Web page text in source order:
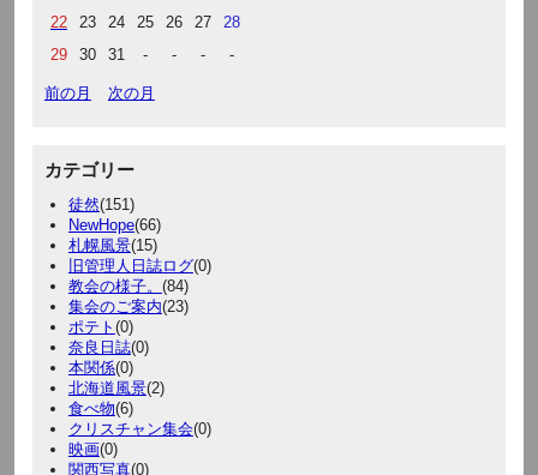
22
23 24 25 26 27
28
29
30 31 - - - -
前の月 次の月
カテゴリー
徒然(151)
NewHope(66)
札幌風景(15)
旧管理人日誌ログ(0)
教会の様子。 (84)
集会のご案内(23)
ポテト (0)
奈良日誌(0)
本関係(0)
北海道風景(2)
食べ物(6)
クリスチャン集会(0)
映画(0)
関西写真(0)